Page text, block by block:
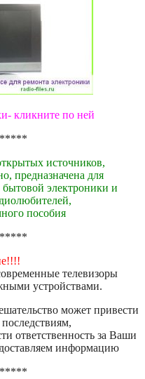
кликните по ней
источников,
предназначена для
электроники и
пособия
телевизоры
устройствами.
может привести
ответственность за Ваши
информацию